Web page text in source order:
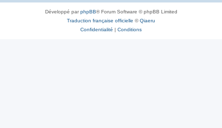
Développé parphpBB® Forum Software © phpBB Limited
Traduction française officielle ©Qiaeru
Confidentialité | Conditions